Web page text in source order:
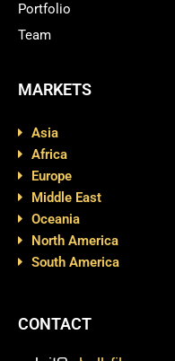
Portfolio
Team
MARKETS
Asia
Africa
Europe
Middle East
Oceania
North America
South America
CONTACT